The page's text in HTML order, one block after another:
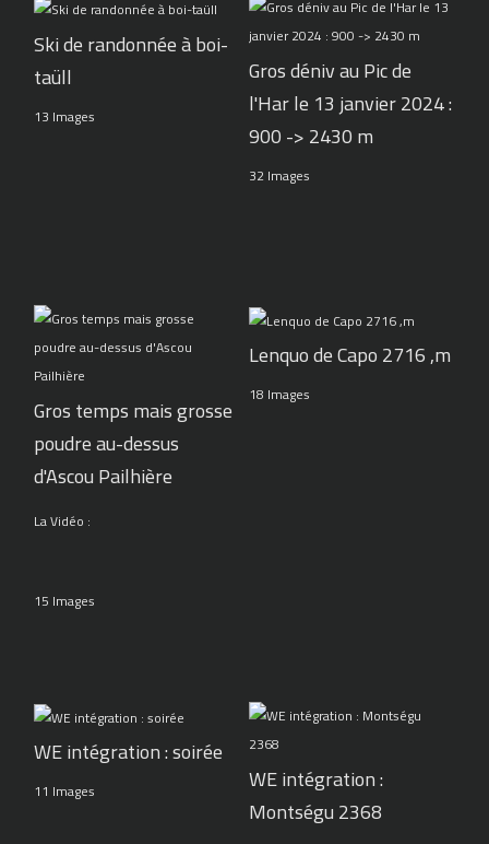
Ski de randonnée à boi-
taüll
13 Images
Gros déniv au Pic de
l'Har le 13 janvier 2024 :
900 -> 2430 m
32 Images
Gros temps mais grosse
poudre au-dessus
d'Ascou Pailhière
La Vidéo :
15 Images
Lenquo de Capo 2716 ,m
18 Images
WE intégration : soirée
11 Images
WE intégration :
Montségu 2368